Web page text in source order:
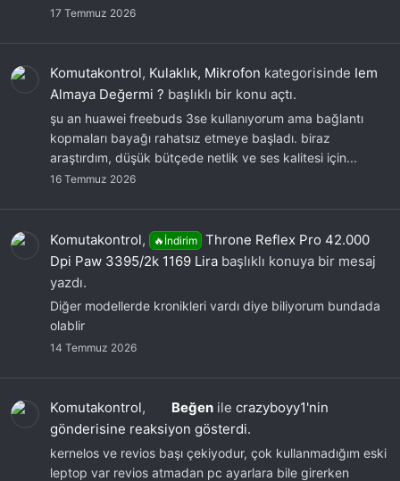
17 Temmuz 2026
Komutakontrol, Kulaklık, Mikrofon kategorisinde Iem
Almaya Değermi ? başlıklı bir konu açtı.
şu an huawei freebuds 3se kullanıyorum ama bağlantı
kopmaları bayağı rahatsız etmeye başladı. biraz
araştırdım, düşük bütçede netlik ve ses kalitesi için...
16 Temmuz 2026
Komutakontrol, 🔥İndirim
Throne Reflex Pro 42.000
Dpi Paw 3395/2k 1169 Lira başlıklı konuya bir mesaj
yazdı.
Diğer modellerde kronikleri vardı diye biliyorum bundada
olablir
14 Temmuz 2026
Komutakontrol, Beğen ile crazyboyy1'nin
gönderisine reaksiyon gösterdi.
kernelos ve revios başı çekiyodur, çok kullanmadığım eski
leptop var revios atmadan pc ayarlara bile girerken